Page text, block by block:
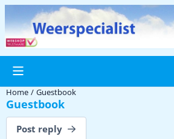
Cookie preferences are available.
Home / Guestbook
Guestbook
Post reply